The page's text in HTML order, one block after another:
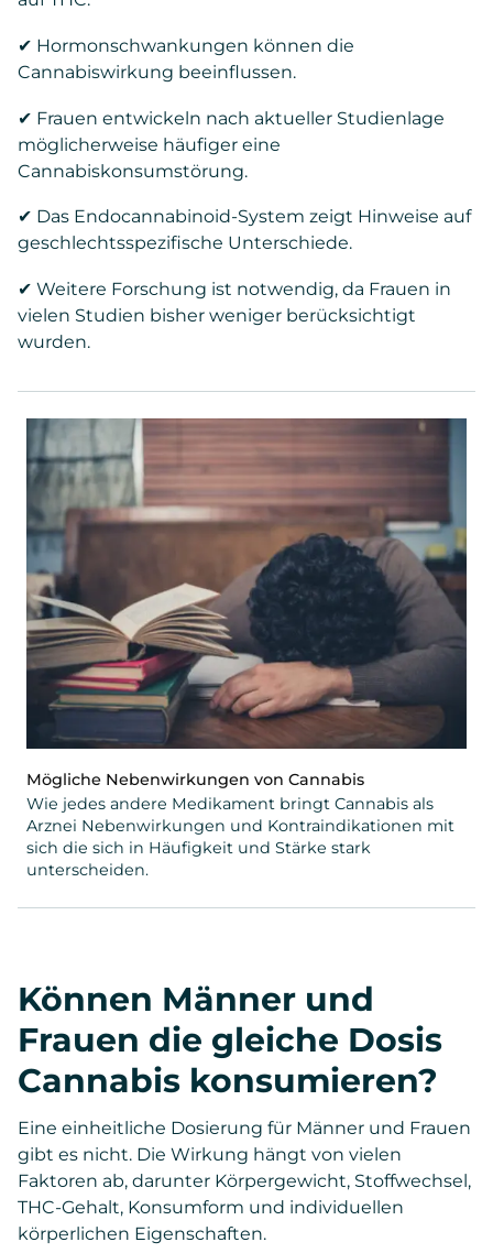
✔ Hormonschwankungen können die
Cannabiswirkung beeinflussen.
✔ Frauen entwickeln nach aktueller Studienlage
möglicherweise häufiger eine
Cannabiskonsumstörung.
✔ Das Endocannabinoid-System zeigt Hinweise auf
geschlechtsspezifische Unterschiede.
✔ Weitere Forschung ist notwendig, da Frauen in
vielen Studien bisher weniger berücksichtigt
wurden.
Mögliche Nebenwirkungen von Cannabis
Wie jedes andere Medikament bringt Cannabis als
Arznei Nebenwirkungen und Kontraindikationen mit
sich die sich in Häufigkeit und Stärke stark
unterscheiden.
Können Männer und
Frauen die gleiche Dosis
Cannabis konsumieren?
Eine einheitliche Dosierung für Männer und Frauen
gibt es nicht. Die Wirkung hängt von vielen
Faktoren ab, darunter Körpergewicht, Stoffwechsel,
THC-Gehalt, Konsumform und individuellen
körperlichen Eigenschaften.